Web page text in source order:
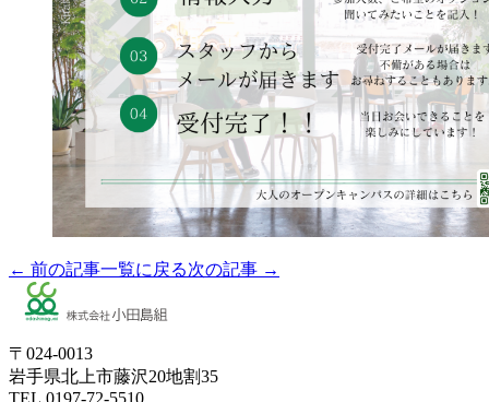
← 前の記事一覧に戻る次の記事 →
〒024-0013
岩手県北上市藤沢20地割35
TEL.0197-72-5510